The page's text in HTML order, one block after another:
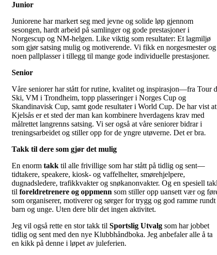
Junior
Juniorene har markert seg med jevne og solide løp gjennom
sesongen, hardt arbeid på samlinger og gode prestasjoner i
Norgescup og NM-helgen. Like viktig som resultater: Et lagmiljø
som gjør satsing mulig og motiverende. Vi fikk en norgesmester og
noen pallplasser i tillegg til mange gode individuelle prestasjoner.
Senior
Våre seniorer har stått for rutine, kvalitet og inspirasjon—fra Tour
Ski, VM i Trondheim, topp plasseringer i Norges Cup og
Skandinavisk Cup, samt gode resultater i World Cup. De har vist at
Kjelsås er et sted der man kan kombinere hverdagens krav med
målrettet langrenns satsing. Vi ser også at våre seniorer bidrar i
treningsarbeidet og stiller opp for de yngre utøverne. Det er bra.
Takk til dere som gjør det mulig
En enorm takk til alle frivillige som har stått på tidlig og sent—
tidtakere, speakere, kiosk- og vaffelhelter, smørehjelpere,
dugnadsledere, trafikkvakter og snøkanonvakter. Og en spesiell
til foreldretrenere og oppmenn som stiller opp uansett vær og
som organiserer, motiverer og sørger for trygg og god ramme rundt
barn og unge. Uten dere blir det ingen aktivitet.
Jeg vil også rette en stor takk til Sportslig Utvalg som har jobbet
tidlig og sent med den nye Klubbhåndboka. Jeg anbefaler alle å ta
en kikk på denne i løpet av juleferien.